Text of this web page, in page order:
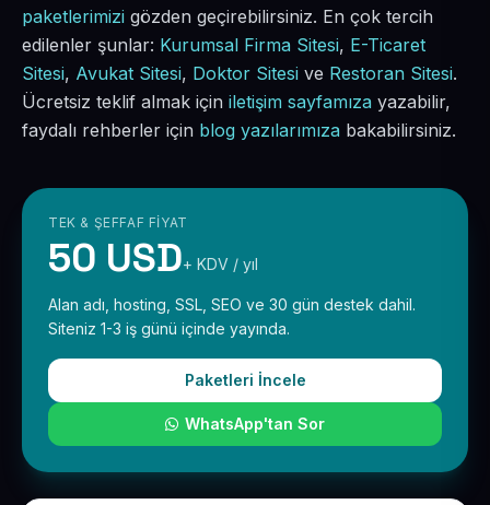
paketlerimizi gözden geçirebilirsiniz. En çok tercih
edilenler şunlar: Kurumsal Firma Sitesi, E-Ticaret
Sitesi, Avukat Sitesi, Doktor Sitesi ve Restoran Sitesi.
Ücretsiz teklif almak için iletişim sayfamıza yazabilir,
faydalı rehberler için blog yazılarımıza bakabilirsiniz.
TEK & ŞEFFAF FIYAT
50 USD+ KDV / yıl
Alan adı, hosting, SSL, SEO ve 30 gün destek dahil.
Siteniz 1-3 iş günü içinde yayında.
Paketleri İncele
WhatsApp'tan Sor